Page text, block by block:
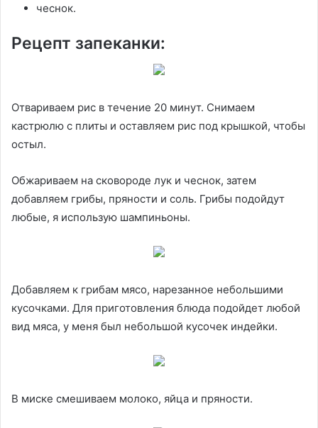
чеснок.
Рецепт запеканки:
Отвариваем рис в течение 20 минут. Снимаем
кастрюлю с плиты и оставляем рис под крышкой, чтобы
остыл.
Обжариваем на сковороде лук и чеснок, затем
добавляем грибы, пряности и соль. Грибы подойдут
любые, я использую шампиньоны.
Добавляем к грибам мясо, нарезанное небольшими
кусочками. Для приготовления блюда подойдет любой
вид мяса, у меня был небольшой кусочек индейки.
В миске смешиваем молоко, яйца и пряности.